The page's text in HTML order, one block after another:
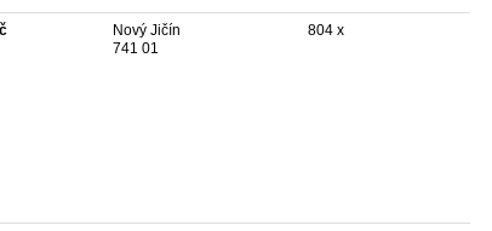
Nový Jičín
741 01
804 x